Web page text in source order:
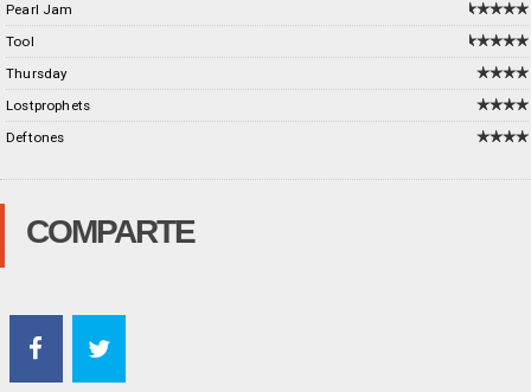
Pearl Jam
Tool
Thursday
Lostprophets
Deftones
COMPARTE